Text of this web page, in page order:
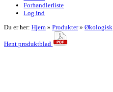
Forhandlerliste
Log ind
Du er her: Hjem » Produkter» Økologisk
Hent produktblad